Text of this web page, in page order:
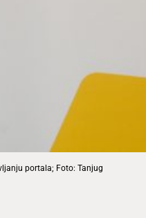
portala; Foto: Tanjug